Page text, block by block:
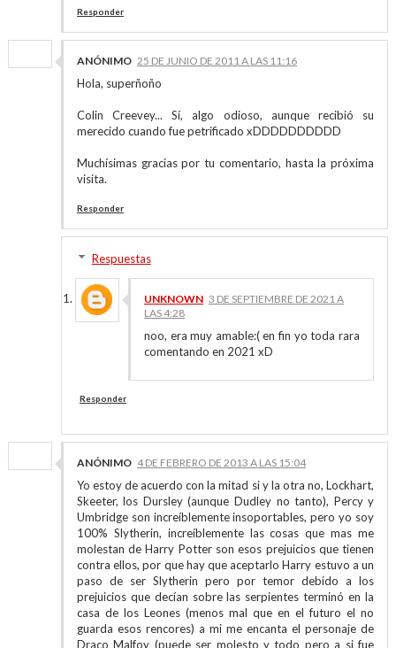
Responder
ANÓNIMO 25 DE JUNIO DE 2011 A LAS 11:16
Hola, superñoño
Colin Creevey... Sí, algo odioso, aunque recibió su
merecido cuando fue petrificado xDDDDDDDDDD
Muchísimas gracias por tu comentario, hasta la próxima
visita.
Responder
Respuestas
UNKNOWN 3 DE SEPTIEMBRE DE 2021 A
LAS 4:28
noo, era muy amable:( en fin yo toda rara
comentando en 2021 xD
Responder
ANÓNIMO 4 DE FEBRERO DE 2013 A LAS 15:04
Yo estoy de acuerdo con la mitad si y la otra no, Lockhart,
Skeeter, los Dursley (aunque Dudley no tanto), Percy y
Umbridge son increíblemente insoportables, pero yo soy
100% Slytherin, increíblemente las cosas que mas me
molestan de Harry Potter son esos prejuicios que tienen
contra ellos, por que hay que aceptarlo Harry estuvo a un
paso de ser Slytherin pero por temor debido a los
prejuicios que decían sobre las serpientes terminó en la
casa de los Leones (menos mal que en el futuro el no
guarda esos rencores) a mi me encanta el personaje de
Draco Malfoy (puede ser molesto y todo pero a si fue